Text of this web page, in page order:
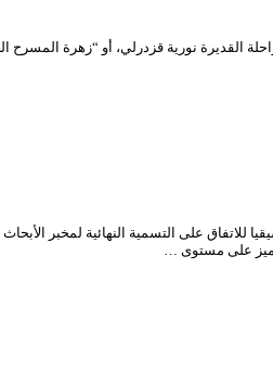
قطاف” بالمسرح الوطني الجزائري، اليوم الإثنين 20 جويلية 2020،
على مستوى …